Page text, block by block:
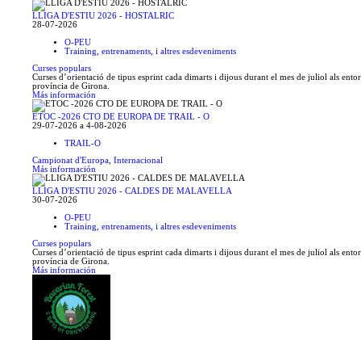
LLIGA D'ESTIU 2026 - HOSTALRIC
28-07-2026
O-PEU
Training, entrenaments, i altres esdeveniments
Curses populars
Curses d’orientació de tipus esprint cada dimarts i dijous durant el mes de juliol als
província de Girona.
Más información
ETOC -2026 CTO DE EUROPA DE TRAIL - O
29-07-2026 a 4-08-2026
TRAIL-O
Campionat d'Europa, Internacional
Más información
LLIGA D'ESTIU 2026 - CALDES DE MALAVELLA
30-07-2026
O-PEU
Training, entrenaments, i altres esdeveniments
Curses populars
Curses d’orientació de tipus esprint cada dimarts i dijous durant el mes de juliol als
província de Girona.
Más información